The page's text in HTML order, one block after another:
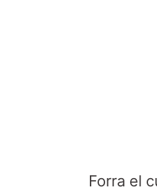
Forra el